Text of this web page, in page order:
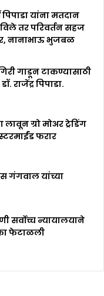
यांना मतदान
तर परिवर्तन सहज
नानाभाऊ भुजबळ
गाडून टाकण्यासाठी
राजेंद्र पिपाडा.
लावून ग्रो मोअर ट्रेडिंग
फरार
गंगवाल यांच्या
सर्वोच्च न्यायालयाने
फेटाळली